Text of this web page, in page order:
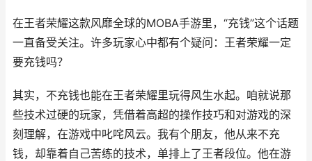
在王者荣耀这款风靡全球的MOBA手游里，“充钱”这个话题
一直备受关注。许多玩家心中都有个疑问：王者荣耀一定
要充钱吗？
其实，不充钱也能在王者荣耀里玩得风生水起。咱就说那
些技术过硬的玩家，凭借着高超的操作技巧和对游戏的深
刻理解，在游戏中叱咤风云。我有个朋友，他从来不充
钱，却靠着自己苦练的技术，单排上了王者段位。他在游